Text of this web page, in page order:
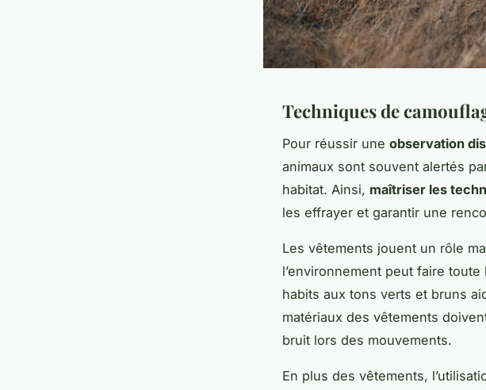
Techniques de
Pour réussir une observation
animaux sont souvent alertés
habitat. Ainsi, maîtriser les
les effrayer et garantir une
Les vêtements jouent un rôle
l’environnement peut faire
habits aux tons verts et bruns
matériaux des vêtements
bruit lors des mouvements.
En plus des vêtements,